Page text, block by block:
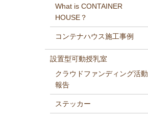
What is CONTAINER
HOUSE？
コンテナハウス施工事例
設置型可動授乳室
クラウドファンディング活動
報告
ステッカー